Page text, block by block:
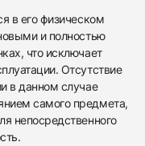
в его физическом
и полностью
что исключает
Отсутствие
в данном случае
самого предмета,
непосредственного
и мы свяжемся
и мы свяжемся